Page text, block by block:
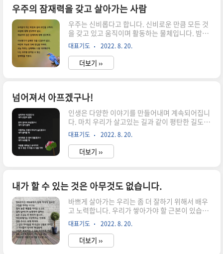
가는 것 말고는 다른 어떤 방법도 받지 못했을 때,
정말로, 하나님은 이러한 어려운 상황에 대해 훌륭
한 목적을 가지고 계시니 망설이지말고 하나님을
의지하시기 바랍니다. 혹독한 시련을 겪고 있다면,
하나님을 통해 기쁨, 만족, 심지어 평화를 발견하도
록 나아가야 합니다. 습관적으로 우리의 생각을 약
하게 머무르게 하는 것..
우주의 잠재력을 갖고 살아가는 사람
우주는 신비롭다고 합니다. 신비로운 만큼 모든 것
을 갖고 있고 움직이며 활동하는 물체입니다. 밤에
눈을 들어 보면 매일의 모습이 다르게 보입니다. 오
늘은 무엇을 만들어 내며 움직이고 있는 것인지 생
각을 하게 됩니다. 하나님이 우리를 소중하게 창조
하셨습니다. 우주의 모든 것보다도 소중하게 여기
으며 잠깐의 실패나 좌절에 쓰러져 있지말고 능력
주시는 하나님을 의지하여 힘차게 도전해 나가기
바랍니다. "두려움이 아닌 희망과 꿈의 조언을 구
하라. 좌절에 대해 생각하지 말고, 채워지지 않은
잠재력에 대해 생각하라. 시도했다가 실패한 것을
신경쓰지 말고, 여전히 가능한 것에 관심을 가져라.
오늘 하루는 실패해도 나를 격려해..
대표기도 2022. 8. 20.
더보기 ››
넘어져서 아프겠구나!
인생은 다양한 이야기를 만들어내며 계속되어집니
다. 마치 우리가 살고있는 길과 같이 평탄한 길도 있
고 굴곡진 길도 있으며 때로는 막혀서 돌아가야 할
경우도 있습니다. 그리고 닥친 상황속에서 막막해
보이지만 친히 손잡아 주시는 하나님이 계십니다.
아플때 손잡아 낫게해 주시고 혼자있어 무서울때
할때 힌들때 기도하면 들으시며 응담해 주십니다.
언제나 귀 기울여 들으시는 하나님의 선하신 도우
심이 있습니다. 힌들면 쉬어가자 하시고 새로운 힘
을 공급해 주시는 창조주 하나님을 믿으시기 바랍
니다. "넘어져서 아프겠구나 내가 손잡아 줄게 혼
자 있어서 무섭겠구나 내가 있어 줄게 사랑하는 사
람이 떠나서 슬프겠구나 내가 울어줄 게 생..
대표기도 2022. 8. 20.
더보기 ››
내가 할 수 있는 것은 아무것도 없습니다.
바쁘게 살아가는 우리는 좀 더 잘하기 위해서 배우
고 노력합니다. 우리가 쌓아가야 할 근본이 있습니
다. 하나님께 향한 간절함과 전적인 의지가 있어야
합니다. 아무리 좋은 것을 쌓아도 한 순간에 무너지
는 것을 막을 수 있는 힘이 없습니다. 그렇기때문에
시작부터 근본이 되시는 창조주 하나님께 합당한
대표기도 2022. 8. 20.
더보기 ››